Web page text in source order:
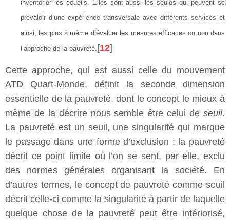
inventorier les écueils. Elles sont aussi les seules qui peuvent se
prévaloir d’une expérience transversale avec différents services et
ainsi, les plus à même d’évaluer les mesures efficaces ou non dans
l’approche de la pauvreté. [12]
Cette approche, qui est aussi celle du mouvement
ATD Quart-Monde, définit la seconde dimension
essentielle de la pauvreté, dont le concept le mieux à
même de la décrire nous semble être celui de seuil.
La pauvreté est un seuil, une singularité qui marque
le passage dans une forme d’exclusion : la pauvreté
décrit ce point limite où l’on se sent, par elle, exclu
des normes générales organisant la société. En
d’autres termes, le concept de pauvreté comme seuil
décrit celle-ci comme la singularité à partir de laquelle
quelque chose de la pauvreté peut être intériorisé,